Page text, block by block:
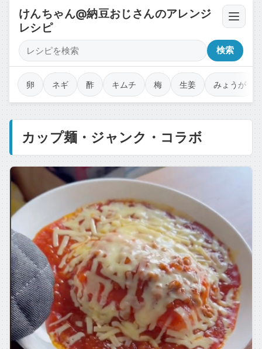
けんちゃん@納豆おじさんのアレンジ
レシピ
卵・豆腐・ネバネバ
薬味・香味野菜
調味料・オイル・タレ
乾物・海苔・トッピング
カップ麺・ジャンク・コラボ
魚介・肉のせ
ごはん・主食もの
お取り寄せ・銘柄・ご当地
変わり種・ネタ
検索
卵 ネギ 酢 キムチ 梅 生姜 みょうが
カップ麺・ジャンク・コラボ